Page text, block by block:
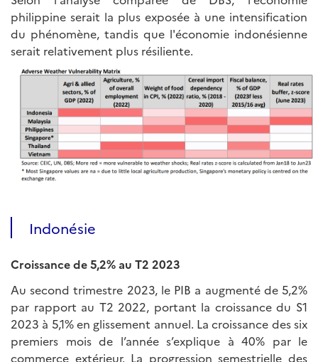
philippine serait la plus exposée à une intensification
du phénomène, tandis que l'économie indonésienne
serait relativement plus résiliente.
Indonésie
Croissance de 5,2% au T2 2023
Au second trimestre 2023, le PIB a augmenté de 5,2%
par rapport au T2 2022, portant la croissance du S1
2023 à 5,1% en glissement annuel. La croissance des six
premiers mois de l’année s’explique à 40% par le
commerce extérieur. La progression semestrielle des